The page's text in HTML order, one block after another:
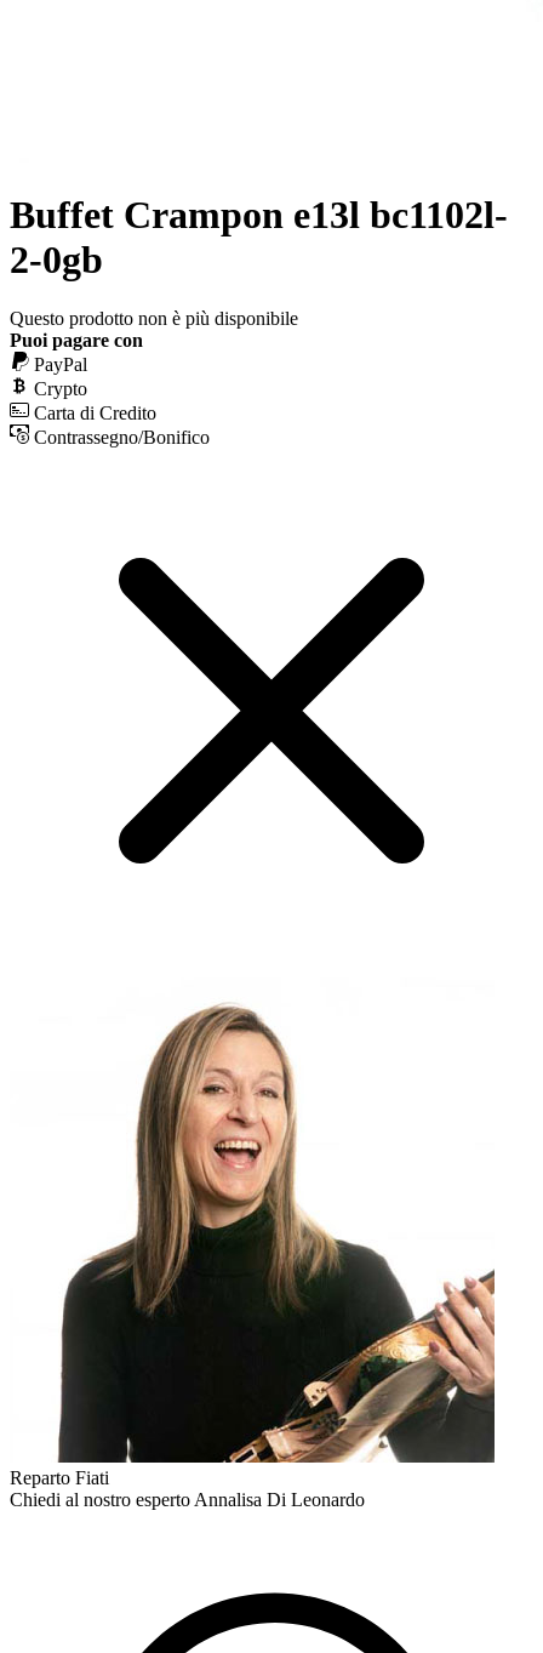
Buffet Crampon e13l bc1102l-
2-0gb
Questo prodotto non è più disponibile
Puoi pagare con
PayPal
Crypto
Carta di Credito
Contrassegno/Bonifico
Reparto Fiati
Chiedi al nostro espertoAnnalisa Di Leonardo